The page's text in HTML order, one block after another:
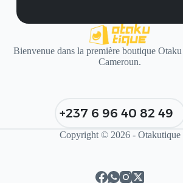
Bienvenue dans la première boutique
Cameroun.
+237 6 96 40 82 49
Copyright © 2026 - Otakutique